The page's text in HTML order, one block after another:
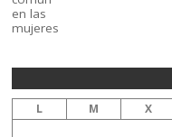
L M X